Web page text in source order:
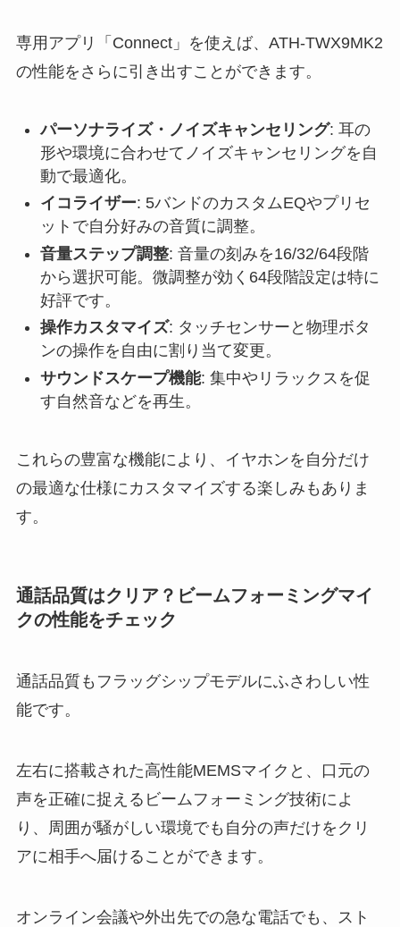
専用アプリ「Connect」を使えば、ATH-TWX9MK2
の性能をさらに引き出すことができます。
パーソナライズ・ノイズキャンセリング: 耳の
形や環境に合わせてノイズキャンセリングを自
動で最適化。
イコライザー: 5バンドのカスタムEQやプリセ
ットで自分好みの音質に調整。
音量ステップ調整: 音量の刻みを16/32/64段階
から選択可能。微調整が効く64段階設定は特に
好評です。
操作カスタマイズ: タッチセンサーと物理ボタ
ンの操作を自由に割り当て変更。
サウンドスケープ機能: 集中やリラックスを促
す自然音などを再生。
これらの豊富な機能により、イヤホンを自分だけ
の最適な仕様にカスタマイズする楽しみもありま
す。
通話品質はクリア？ビームフォーミングマイ
クの性能をチェック
通話品質もフラッグシップモデルにふさわしい性
能です。
左右に搭載された高性能MEMSマイクと、口元の
声を正確に捉えるビームフォーミング技術によ
り、周囲が騒がしい環境でも自分の声だけをクリ
アに相手へ届けることができます。
オンライン会議や外出先での急な電話でも、スト